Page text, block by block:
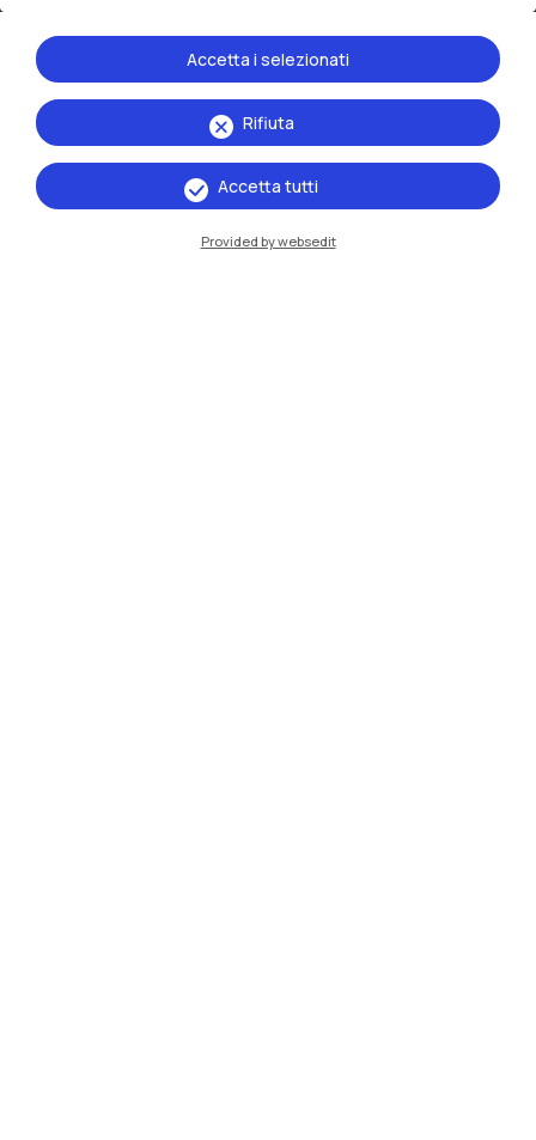
Rifiuta
Accetta i selezionati
Accetta tutti
Provided by websedit